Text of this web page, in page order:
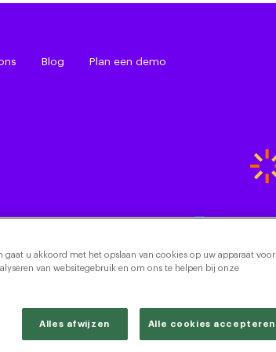
Blog Plan een demo
gaat u akkoord met het opslaan van cookies op uw apparaat voor
van websitegebruik en om ons te helpen bij onze
Alles afwijzen Alle cookies accepteren